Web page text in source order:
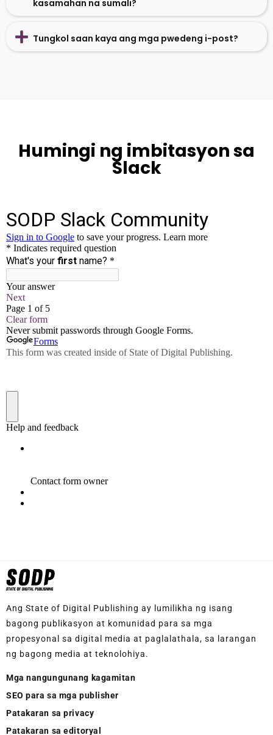
kasamahan na sumali?
Tungkol saan kaya ang mga pwedeng i-post?
Humingi ng imbitasyon sa
Slack
Ang State of Digital Publishing ay lumilikha ng isang
bagong publikasyon at komunidad para sa mga
propesyonal sa digital media at paglalathala, sa larangan
ng bagong media at teknolohiya.
Mga nangungunang kagamitan
SEO para sa mga publisher
Patakaran sa privacy
Patakaran sa editoryal